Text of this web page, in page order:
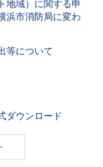
地域）に関する申
浜市消防局に変わ
等について
ダウンロード